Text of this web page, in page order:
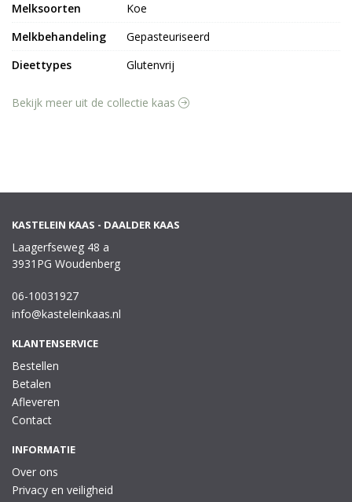
Melksoorten
Koe
Melkbehandeling
Gepasteuriseerd
Dieettypes
Glutenvrij
Bekijk meer uit de collectie kaas
KASTELEIN KAAS - DAALDER KAAS
Laagerfseweg 48 a
3931PG Woudenberg
06-10031927
info@kasteleinkaas.nl
KLANTENSERVICE
Bestellen
Betalen
Afleveren
Contact
INFORMATIE
Over ons
Privacy en veiligheid